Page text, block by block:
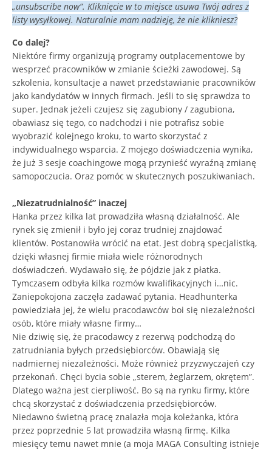
„unsubscribe now”. Kliknięcie w to miejsce usuwa Twój adres z
listy wysyłkowej. Naturalnie mam nadzieję, że nie klikniesz?
Co dalej?
Niektóre firmy organizują programy outplacementowe by
wesprzeć pracowników w zmianie ścieżki zawodowej. Są
szkolenia, konsultacje a nawet przedstawianie pracowników
jako kandydatów w innych firmach. Jeśli to się sprawdza to
super. Jednak jeżeli czujesz się zagubiony / zagubiona,
obawiasz się tego, co nadchodzi i nie potrafisz sobie
wyobrazić kolejnego kroku, to warto skorzystać z
indywidualnego wsparcia. Z mojego doświadczenia wynika,
że już 3 sesje coachingowe mogą przynieść wyraźną zmianę
samopoczucia. Oraz pomóc w skutecznych poszukiwaniach.
„Niezatrudnialność” inaczej
Hanka przez kilka lat prowadziła własną działalność. Ale
rynek się zmienił i było jej coraz trudniej znajdować
klientów. Postanowiła wrócić na etat. Jest dobrą specjalistką,
dzięki własnej firmie miała wiele różnorodnych
doświadczeń. Wydawało się, że pójdzie jak z płatka.
Tymczasem odbyła kilka rozmów kwalifikacyjnych i…nic.
Zaniepokojona zaczęła zadawać pytania. Headhunterka
powiedziała jej, że wielu pracodawców boi się niezależności
osób, które miały własne firmy…
Nie dziwię się, że pracodawcy z rezerwą podchodzą do
zatrudniania byłych przedsiębiorców. Obawiają się
nadmiernej niezależności. Może również przyzwyczajeń czy
przekonań. Chęci bycia sobie „sterem, żeglarzem, okrętem”.
Dlatego ważna jest cierpliwość. Bo są na rynku firmy, które
chcą skorzystać z doświadczenia przedsiębiorców.
Niedawno świetną pracę znalazła moja koleżanka, która
przez poprzednie 5 lat prowadziła własną firmę. Kilka
miesięcy temu nawet mnie (a moja MAGA Consulting istnieje